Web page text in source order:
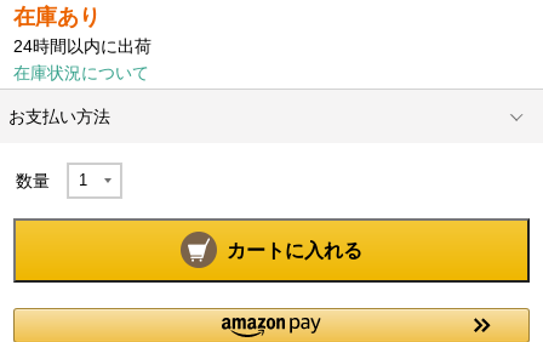
在庫あり
24時間以内に出荷
在庫状況について
お支払い方法
数量
カートに入れる